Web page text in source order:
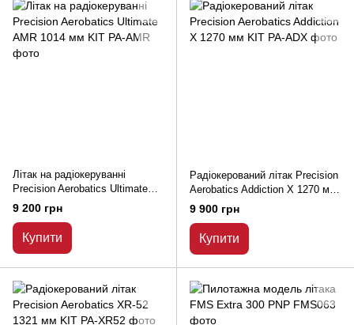
Літак на радіокеруванні
Precision Aerobatics Ultimate
AMR 1014 мм KIT
9 200 грн
Купити
Радіокерований літак Precision
Aerobatics Addiction X 1270 мм
KIT
9 900 грн
Купити